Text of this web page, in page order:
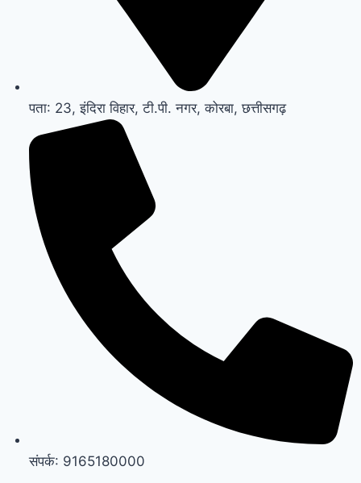
पता: 23, इंदिरा विहार, टी.पी. नगर, कोरबा, छत्तीसगढ़
संपर्क: 9165180000